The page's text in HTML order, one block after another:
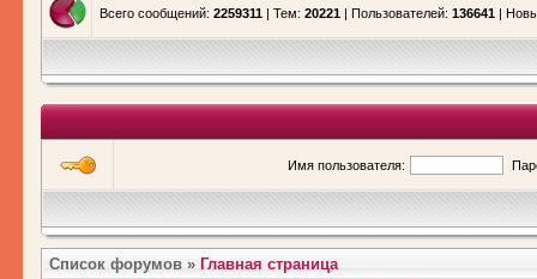
Всего сообщений: 2259311 | Тем: 20221 | Пользователей: 136641 |
Имя пользователя:
Список форумов » Главная страница